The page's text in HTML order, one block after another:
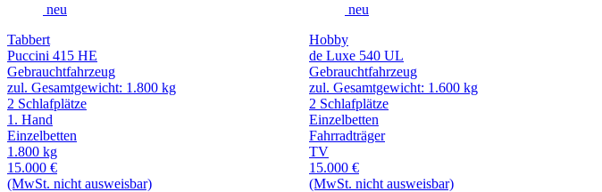
neu
Tabbert
Puccini 415 HE
Gebrauchtfahrzeug
zul. Gesamtgewicht: 1.800 kg
2 Schlafplätze
1. Hand
Einzelbetten
1.800 kg
15.000 €
(MwSt. nicht ausweisbar)
neu
Hobby
de Luxe 540 UL
Gebrauchtfahrzeug
zul. Gesamtgewicht: 1.600 kg
2 Schlafplätze
Einzelbetten
Fahrradträger
TV
15.000 €
(MwSt. nicht ausweisbar)